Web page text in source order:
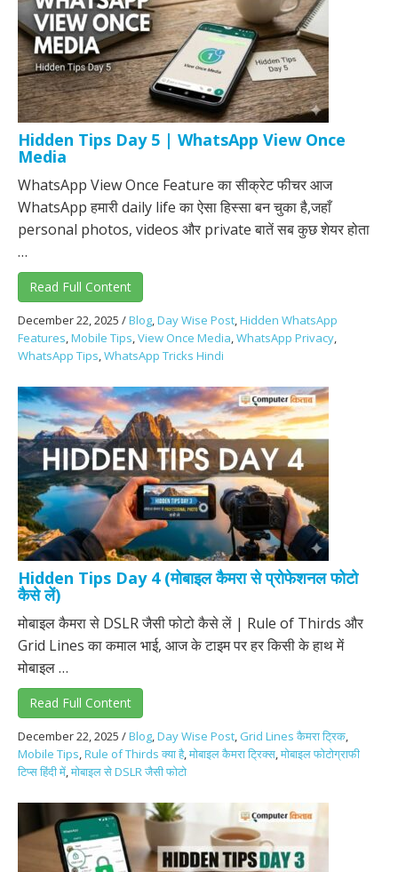
Hidden Tips Day 5 | WhatsApp View Once
Media
WhatsApp View Once Feature का सीक्रेट फीचर आज
WhatsApp हमारी daily life का ऐसा हिस्सा बन चुका है,जहाँ
personal photos, videos और private बातें सब कुछ शेयर होता
…
Read Full Content
December 22, 2025 /Blog,Day Wise Post,Hidden WhatsApp
Features,Mobile Tips,View Once Media,WhatsApp Privacy,
WhatsApp Tips,WhatsApp Tricks Hindi
Hidden Tips Day 4 (मोबाइल कैमरा से प्रोफेशनल फोटो
कैसे लें)
मोबाइल कैमरा से DSLR जैसी फोटो कैसे लें | Rule of Thirds और
Grid Lines का कमाल भाई, आज के टाइम पर हर किसी के हाथ में
मोबाइल …
Read Full Content
December 22, 2025 /Blog,Day Wise Post, Grid Lines कैमरा ट्रिक,
Mobile Tips,Rule of Thirds क्या है,मोबाइल कैमरा ट्रिक्स,मोबाइल फोटोग्राफी
टिप्स हिंदी में,मोबाइल से DSLR जैसी फोटो